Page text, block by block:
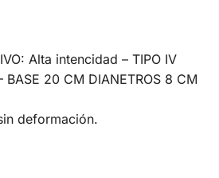
Alta intencidad – TIPO IV
BASE 20 CM DIANETROS 8 CM
deformación.